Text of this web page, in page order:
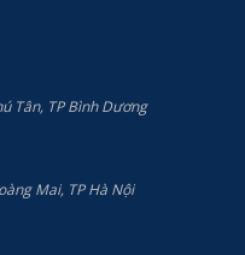
Tân, TP Bình Dương
Mai, TP Hà Nội